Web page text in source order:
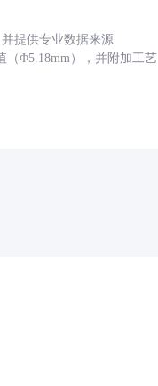
提供专业数据来源
（Φ5.18mm），并附加工艺